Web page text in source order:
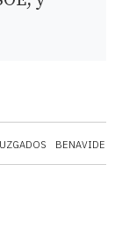
BENAVIDES